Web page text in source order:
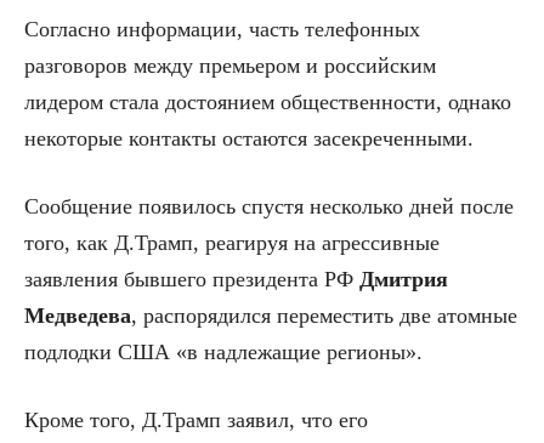
Согласно информации, часть телефонных
разговоров между премьером и российским
лидером стала достоянием общественности, однако
некоторые контакты остаются засекреченными.
Сообщение появилось спустя несколько дней после
того, как Д.Трамп, реагируя на агрессивные
заявления бывшего президента РФ Дмитрия
Медведева, распорядился переместить две атомные
подлодки США «в надлежащие регионы».
Кроме того, Д.Трамп заявил, что его